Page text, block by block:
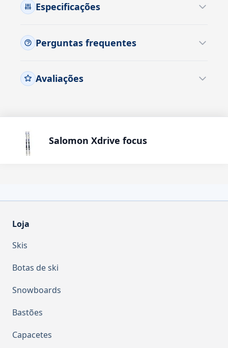
Especificações
Perguntas frequentes
Avaliações
Salomon Xdrive focus
Loja
Skis
Botas de ski
Snowboards
Bastões
Capacetes